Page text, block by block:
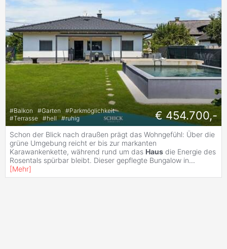
#Balkon #Garten #Parkmöglichkeit
#Terrasse #hell #ruhig € 454.700,-
Schon der Blick nach draußen prägt das Wohngefühl: Über die
grüne Umgebung reicht er bis zur markanten
Karawankenkette, während rund um das Haus die Energie des
Rosentals spürbar bleibt. Dieser gepflegte Bungalow in...
[Mehr]